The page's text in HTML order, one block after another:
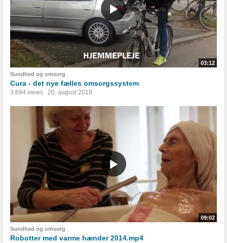
03:12
Sundhed og omsorg
Cura - det nye fælles omsorgssystem
3.894 views 20. august 2018
09:02
Sundhed og omsorg
Robotter med varme hænder 2014.mp4